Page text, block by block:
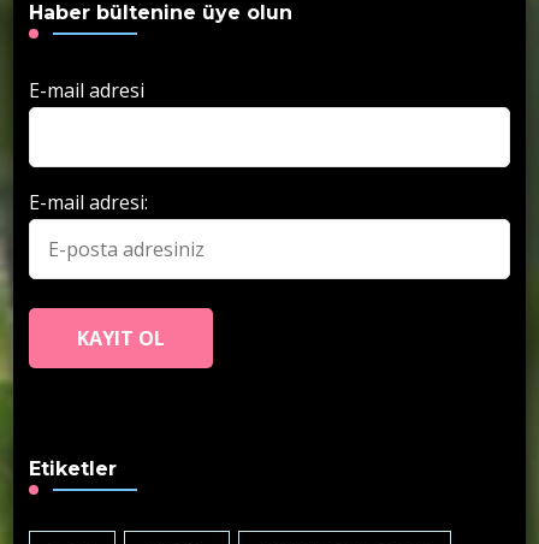
Haber bültenine üye olun
E-mail adresi
E-mail adresi:
Etiketler